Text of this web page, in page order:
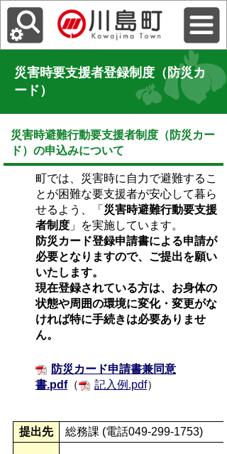
災害時要支援者登録制度（防災カ
ード）
災害時避難行動要支援者制度（防災カー
ド）の申込みについて
町では、災害時に自力で避難するこ
とが困難な要支援者が安心して暮ら
せるよう、「 災害時避難行動要支援
者制度 」を実施しています。
防災カード登録申請書による申請が
必要となりますので、ご提出を願い
いたします。
現在登録されている方は、お身体の
状態や周囲の環境に変化・変更がな
ければ特に手続きは必要ありませ
ん。
防災カード申請書兼同意
書.pdf（ 記入例.pdf）
提出先 総務課 (電話049-299-1753)